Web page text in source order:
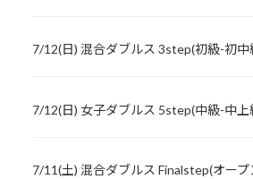
7/12(日) 混合ダブルス 3step(初級-初
7/12(日) 女子ダブルス 5step(中級-中
7/11(土) 混合ダブルス Finalstep(オー